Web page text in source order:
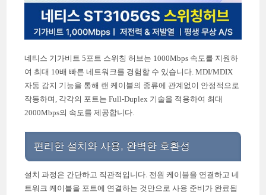
네티스 기가비트 5포트 스위칭 허브는 1000Mbps 속도를 지원하
여 최대 10배 빠른 네트워크를 경험할 수 있습니다. MDI/MDIX
자동 감지 기능을 통해 랜 케이블의 종류에 관계없이 안정적으로
작동하며, 각각의 포트는 Full-Duplex 기술을 적용하여 최대
2000Mbps의 속도를 제공합니다.
편리한 설치와 사용, 완벽한 호환성
설치 과정은 간단하고 직관적입니다. 전원 케이블을 연결하고 네
트워크 케이블을 포트에 연결하는 것만으로 사용 준비가 완료됩